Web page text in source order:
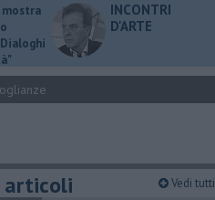
mostra
INCONTRI
D'ARTE
Vedi tutti